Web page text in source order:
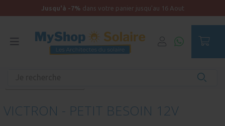
Jusqu'à -7% dans votre panier jusqu'au 16 Aout
VICTRON - PETIT BESOIN 12V